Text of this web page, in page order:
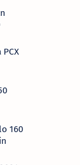
160